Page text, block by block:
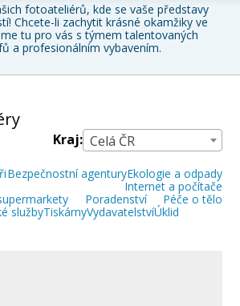
fotoateliérů, kde se vaše představy
Chcete-li zachytit krásné okamžiky ve
tu pro vás s týmem talentovaných
a profesionálním vybavením.
Kraj: Celá ČR
Bezpečnostní agenturyEkologie a odpady
Internet a počítače
Poradenství
Péče o tělo
službyTiskárnyVydavatelstvíÚklid